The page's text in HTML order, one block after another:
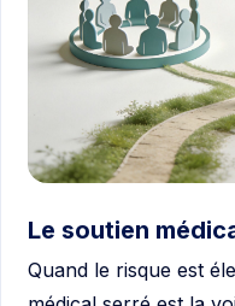
Le soutien
Quand le risque est